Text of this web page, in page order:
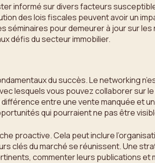
informé sur divers facteurs
des lois fiscales peuvent avoir un
pour demeurer à jour sur
défis du secteur immobilier.
du succès. Le networking
lesquels vous pouvez collaborer sur
entre une vente manquée et
qui pourraient ne pas être
proactive. Cela peut inclure
clés du marché se réunissent. Une
commenter leurs publications